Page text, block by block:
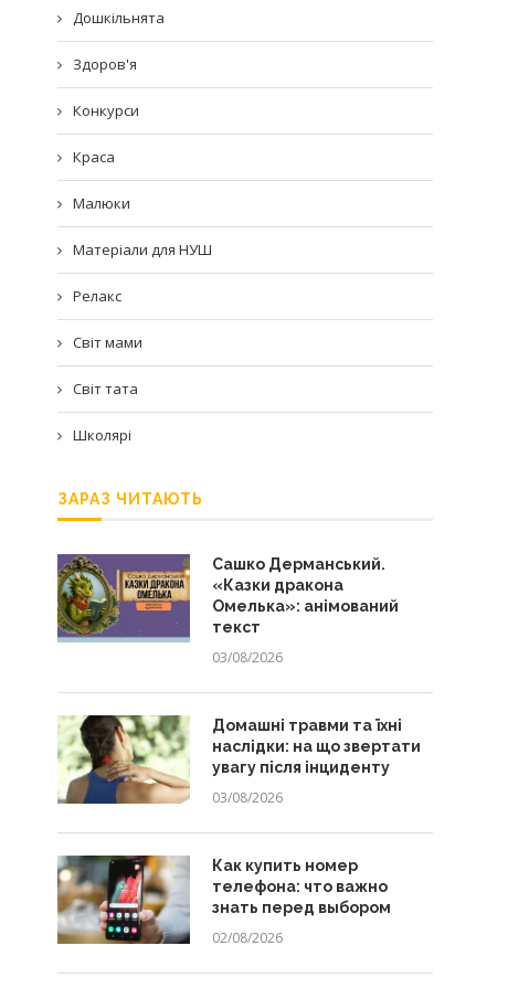
Дошкільнята
Здоров'я
Конкурси
Краса
Малюки
Матеріали для НУШ
Релакс
Світ мами
Світ тата
Школярі
ЗАРАЗ ЧИТАЮТЬ
Сашко Дерманський.
«Казки дракона
Омелька»: анімований
текст
03/08/2026
Домашні травми та їхні
наслідки: на що звертати
увагу після інциденту
03/08/2026
Как купить номер
телефона: что важно
знать перед выбором
02/08/2026